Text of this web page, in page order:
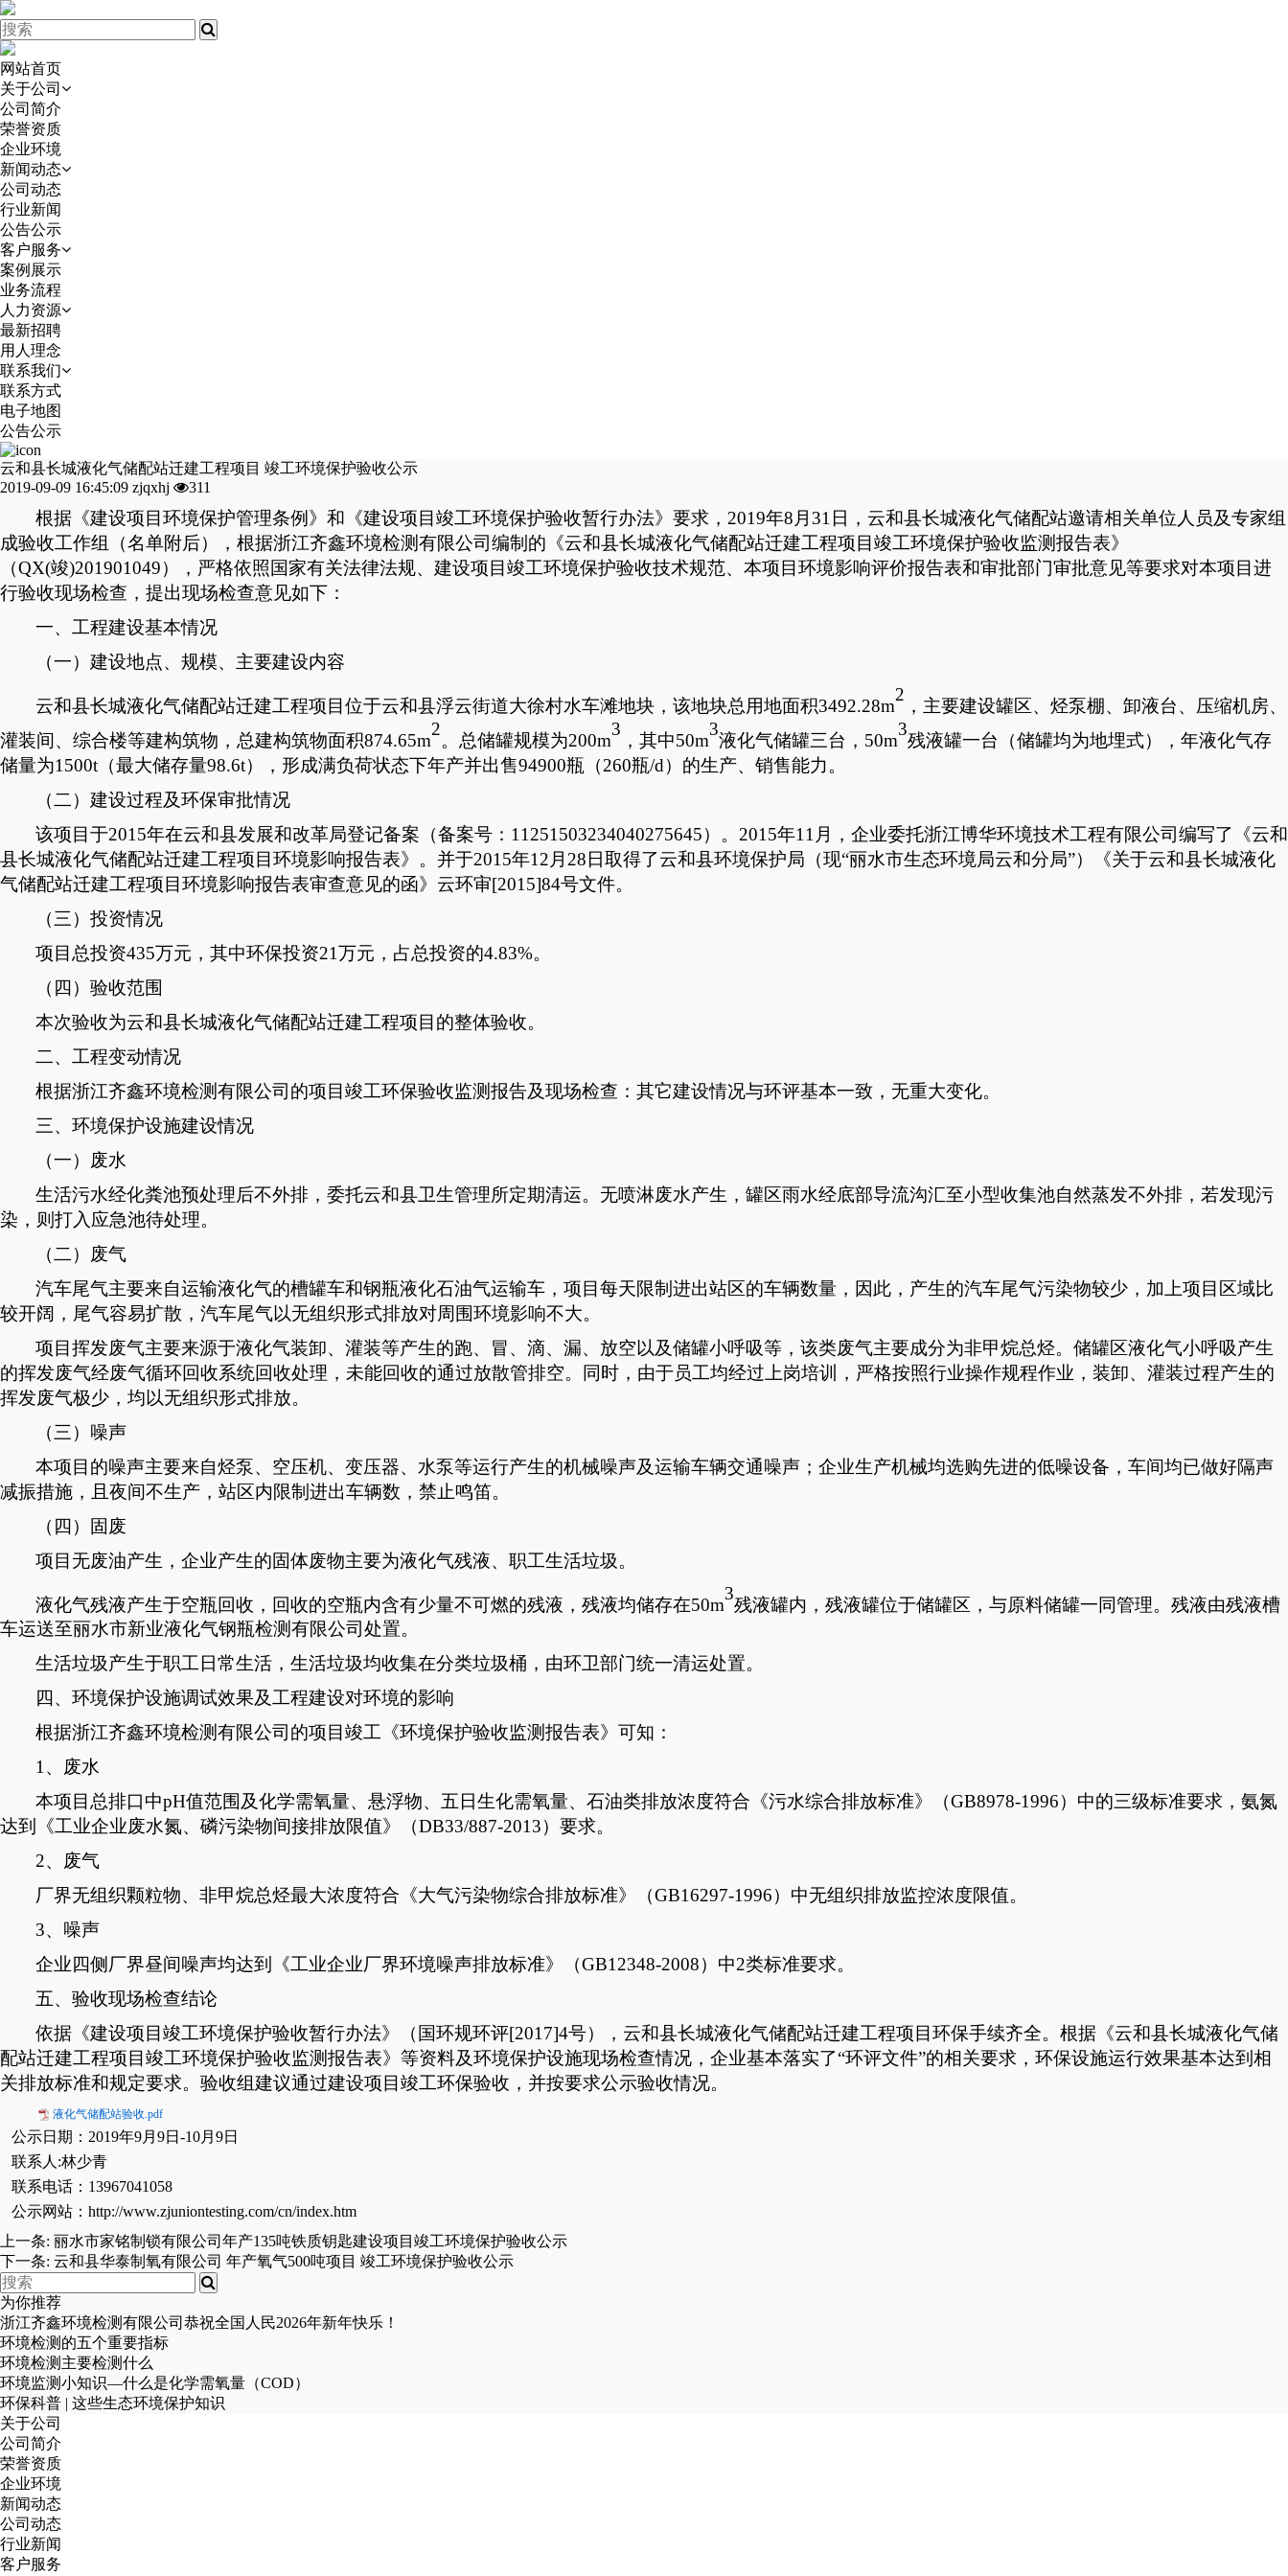
网站首页
关于公司
公司简介
荣誉资质
企业环境
新闻动态
公司动态
行业新闻
公告公示
客户服务
案例展示
业务流程
人力资源
最新招聘
用人理念
联系我们
联系方式
电子地图
公告公示
云和县长城液化气储配站迁建工程项目 竣工环境保护验收公示
2019-09-09 16:45:09 zjqxhj 311
根据《建设项目环境保护管理条例》和《建设项目竣工环境保护验收暂行办法》要求， 2019年8 月 31 日，云和县长城液化气储配站邀请相关单位人员及专家组
成验收工作组（名单附后），根据浙江齐鑫环境检测有限公司编制的《云和县长城液化气储配站迁建工程项目竣工环境保护验收监测报告表》
（QX(竣)201901049），严格依照国家有关法律法规、建设项目竣工环境保护验收技术规范、本项目环境影响评价报告表和审批部门审批意见等要求对本项目进
行验收现场检查，提出现场检查意见如下：
一、工程建设基本情况
（一）建设地点、规模、主要建设内容
云和县长城液化气储配站迁建工程项目位于云和县浮云街道大徐村水车滩地块，该地块总用地面积3492.28m
2
，主要建设罐区、烃泵棚、卸液台、压缩机房、
灌装间、综合楼等建构筑物，总建构筑物面积874.65m
2
。 总储罐规模为200m
3
，其中50m
3
液化气储罐三台， 50m
3
残液罐一台（储罐均为地埋式），年液化气存
储量为1500t （最大储存量98.6t） ， 形成满负荷状态下年产并出售94900瓶（260瓶/d）的生产、销售能力。
（二）建设过程及环保审批情况
该项目于2015年在云和县发展和改革局登记备案（备案号： 11251503234040275645） 。 2015年11 月，企业委托浙江博华环境技术工程有限公司编写了 《云和
县长城液化气储配站迁建工程项目环境影响报告表》 。 并于2015年12 月 28日取得了云和县环境保护局 （现“丽水市生态环境局云和分局”） 《关于云和县长城液化
气储配站迁建工程项目环境影响报告表审查意见的函》 云环审[201 5]84号文件。
（三）投资情况
项目总投资435万元，其中环保投资21万元，占总投资的4.83%。
（四）验收范围
本次验收为云和县长城液化气储配站迁建工程项目的整体验收。
二、工程变动情况
根据浙江齐鑫环境检测有限公司的项目竣工环保验收监测报告及现场检查：其它建设情况与环评基本一致，无重大变化。
三、环境保护设施建设情况
（一）废水
生活污水经化粪池预处理后不外排，委托云和县卫生管理所定期清运。 无喷淋废水产生， 罐区雨水经底部导流沟汇至小型收集池自然蒸发不外排 ，若发现污
染，则打入应急池待处理。
（二）废气
汽车尾气主要来自运输液化气的槽罐车和钢瓶液化石油气运输车，项目每天限制进出站区的车辆数量，因此，产生的汽车尾气污染物较少，加上项目区域比
较开阔，尾气容易扩散， 汽车尾气以无组织形式排放对周围环境影响不大。
项目挥发废气主要来源于液化气装卸、灌装等产生的跑、冒、滴、漏、放空以及储罐小呼吸等，该类废气主要成分为非甲烷总烃。储罐区液化气小呼吸产生
的挥发废气经废气循环回收系统回收处理，未能回收的通过放散管排空。同时，由于员工均经过上岗培训，严格按照行业操作规程作业，装卸、灌装过程产生的
挥发废气极少，均以无组织形式排放。
（三）噪声
本项目的噪声主要来自烃泵、空压机、变压器、水泵等运行产生的机械噪声及运输车辆交通噪声；企业生产机械均选购先进的低噪设备，车间均已做好隔声
减振措施，且夜间不生产，站区内限制进出车辆数，禁止鸣笛。
（四）固废
项目无废油产生，企业产生的固体废物主要为液化气残液、职工生活垃圾。
液化气残液产生于空瓶回收，回收的空瓶内含有少量不可燃的残液，残液均储存在50m
3
残液罐内，残液罐位于储罐区，与原料储罐一同管理。残液由残液槽
车运送至丽水市新业液化气钢瓶检测有限公司处置。
生活垃圾产生于职工日常生活，生活垃圾均收集在分类垃圾桶，由环卫部门统一清运处置。
四、环境保护设施调试效果及工程建设对环境的影响
根据浙江齐鑫环境检测有限公司的项目竣工《环境保护验收监测报告表》可知：
1、废水
本项目总排口中pH值范围及化学需氧量、悬浮物、五日生化需氧量、石油类排放浓度符合《污水综合排放标准》（GB8978-1996）中的三级标准要求，氨氮
达到《工业企业废水氮、磷污染物间接排放限值》（DB33/887-2013）要求。
2、废气
厂界无组织颗粒物、非甲烷总烃最大浓度符合《大气污染物综合排放标准》（GB16297-1996）中无组织排放监控浓度限值。
3、噪声
企业四侧厂界昼间噪声均达到《工业企业厂界环境噪声排放标准》（GB12348-2008）中2类标准要求。
五、验收现场检查结论
依据《建设项目竣工环境保护验收暂行办法》（国环规环评[2017]4号），云和县长城液化气储配站迁建工程项目环保手续齐全。根据《云和县长城液化气储
配站迁建工程项目竣工环境保护验收监测报告表》等资料及环境保护设施现场检查情况，企业基本落实了“环评文件”的相关要求，环保设施运行效果基本达到相
关排放标准和规定要求。验收组建议通过建设项目竣工环保验收，并按要求公示验收情况。
液化气储配站验收.pdf
公示日期： 2019年9月9日-10月9日
联系人:林少青
联系电话 ：13967041058
公示网站：http://www.zjuniontesting.com/cn/index.htm
上一条: 丽水市家铭制锁有限公司年产135吨铁质钥匙建设项目竣工环境保护验收公示
下一条: 云和县华泰制氧有限公司 年产氧气500吨项目 竣工环境保护验收公示
为你推荐
浙江齐鑫环境检测有限公司恭祝全国人民2026年新年快乐！
环境检测的五个重要指标
环境检测主要检测什么
环境监测小知识—什么是化学需氧量（COD）
环保科普 | 这些生态环境保护知识
关于公司
公司简介
荣誉资质
企业环境
新闻动态
公司动态
行业新闻
客户服务